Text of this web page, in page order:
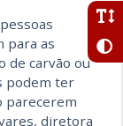
para as
de carvão ou
podem ter
parecerem
diretora